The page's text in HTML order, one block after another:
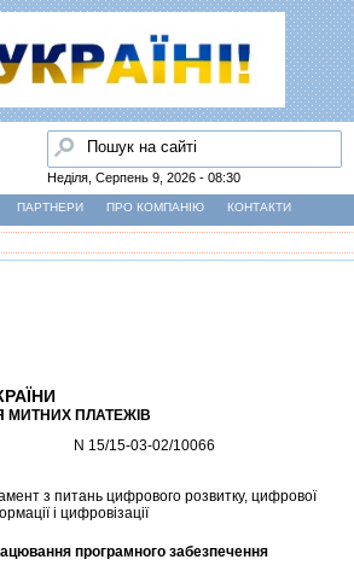
Пошук
Неділя, Серпень 9, 2026 - 08:30
ПАРТНЕРИ ПРО КОМПАНІЮ КОНТАКТИ
МИТНИХ ПЛАТЕЖIВ
N 15/15-03-02/10066
з питань цифрового розвитку, цифрової
i цифровiзацiї
програмного забезпечення